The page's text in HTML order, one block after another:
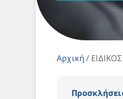
Αρχική /